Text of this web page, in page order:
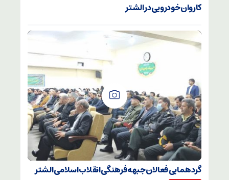
کاروان خودرویی در الشتر
گردهمایی فعالان جبهه فرهنگی انقلاب اسلامی الشتر